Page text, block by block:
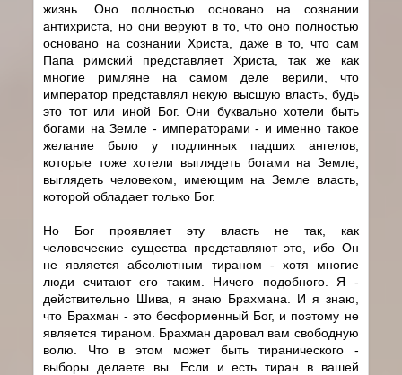
жизнь. Оно полностью основано на сознании
антихриста, но они веруют в то, что оно полностью
основано на сознании Христа, даже в то, что сам
Папа римский представляет Христа, так же как
многие римляне на самом деле верили, что
император представлял некую высшую власть, будь
это тот или иной Бог. Они буквально хотели быть
богами на Земле - императорами - и именно такое
желание было у подлинных падших ангелов,
которые тоже хотели выглядеть богами на Земле,
выглядеть человеком, имеющим на Земле власть,
которой обладает только Бог.
Но Бог проявляет эту власть не так, как
человеческие существа представляют это, ибо Он
не является абсолютным тираном - хотя многие
люди считают его таким. Ничего подобного. Я -
действительно Шива, я знаю Брахмана. И я знаю,
что Брахман - это бесформенный Бог, и поэтому не
является тираном. Брахман даровал вам свободную
волю. Что в этом может быть тиранического -
выборы делаете вы. Если и есть тиран в вашей